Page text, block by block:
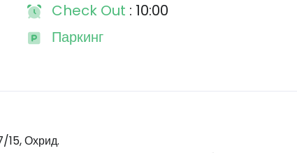
Check Out : 10:00
Паркинг
15, Охрид.